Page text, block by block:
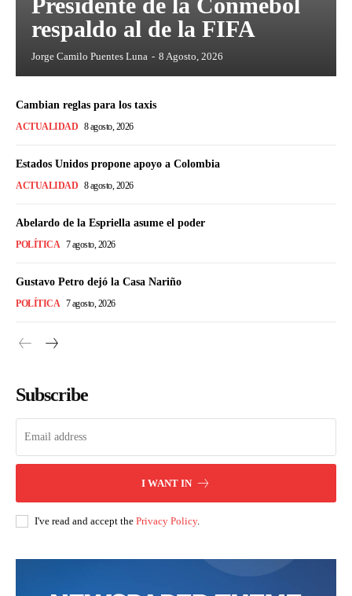
respaldo al de la FIFA
Jorge Camilo Puentes Luna - 8 Agosto, 2026
Cambian reglas para los taxis
ACTUALIDAD 8 agosto, 2026
Estados Unidos propone apoyo a Colombia
ACTUALIDAD 8 agosto, 2026
Abelardo de la Espriella asume el poder
POLÍTICA 7 agosto, 2026
Gustavo Petro dejó la Casa Nariño
POLÍTICA 7 agosto, 2026
Subscribe
I WANT IN
I've read and accept the Privacy Policy.